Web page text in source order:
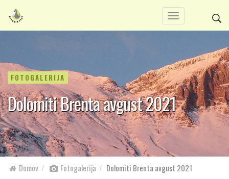
FOTOGALERIJA
Dolomiti Brenta avgust 2021
Domov Fotogalerija Dolomiti Brenta avgust 2021